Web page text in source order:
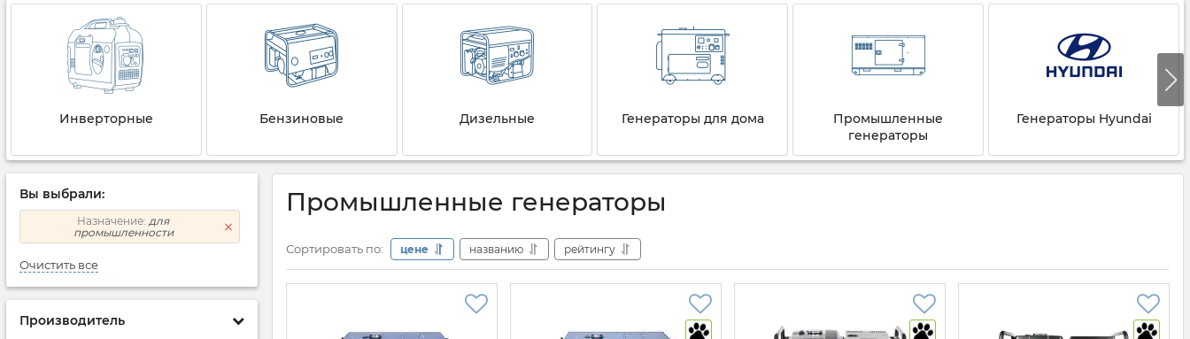
Инверторные Бензиновые Дизельные Генераторы для дома
Промышленные
генераторы
Генераторы Hyundai
Вы выбрали:
Назначение:для
промышленности
Очистить все
Производитель
Промышленные генераторы
Сортировать по: цене названию рейтингу